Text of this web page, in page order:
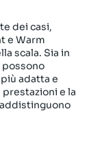
dei casi,
e Warm
scala. Sia in
adatta e
e la